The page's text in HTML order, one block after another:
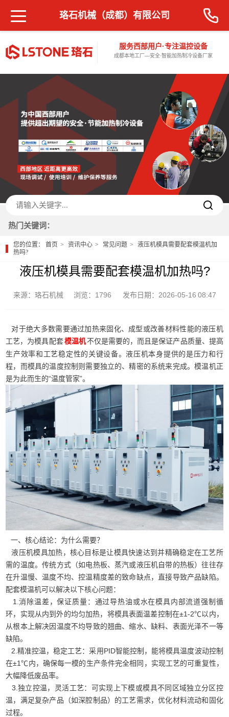
服务西部用户·专注温控设备
成都本地工厂—安全·智能加热制冷设备厂家
珞石机械（成都）有限公司
热门关键词：
您的位置：首页 资讯中心 常见问题
液压机模具需要配套模温机加
热吗?
液压机模具需要配套模温机加热吗?
来源：珞石机械 浏览：1796 发布日期：2026-05-16 08:47
对于绝大多数需要通过加热来固化、成型或改善材料性能的液压机
工艺，为模具配套模温机 不仅是需要的，而且是保证产品质量、提高
生产效率和工艺稳定性的关键设备。液压机本身提供的是压力和行
程，而模具的温度控制则需要独立的、精密的系统来完成。模温机正
是为此而生的“温度管家”。
一、核心结论：为什么需要？
液压机模具加热，核心目标是让模具快速达到并精确稳定在工艺所
需的温度。传统方式（如电热板、蒸汽或液压机自带的热板）往往存
在升温慢、温度不均、控温精度差的致命缺点，直接导致产品缺陷。
配套模温机可以解决以下核心问题：
1.消除温差，保证质量：通过导热油或水在模具内部流道强制循
环，实现从内到外的均匀加热，将模具表面温差控制在±1-2℃以内，
从根本上解决因温度不均导致的翘曲、缩水、缺料、表面光泽不一等
缺陷。
2.精准控温，稳定工艺：采用PID智能控制，能将模具温度波动控制
在±1℃内，确保每一模的生产条件完全相同，实现工艺的可重复性，
大幅降低废品率。
3.独立控温，灵活工艺：可实现上下模或模具不同区域独立分区控
温，满足复杂产品（如深腔制品）的工艺需求，优化材料流动和固化
过程。